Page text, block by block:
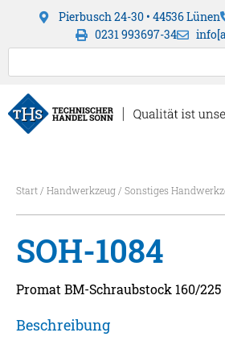
Pierbusch 24-30 • 44536 Lünen
0231 993697-34
Start/ Handwerkzeug/ Sonstiges
SOH-1084
Promat BM-Schraubstock 160/225
Beschreibung